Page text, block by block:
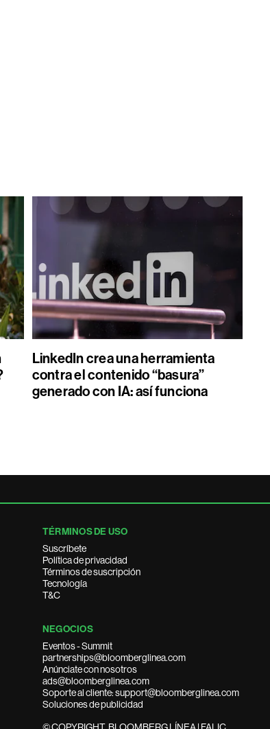
LinkedIn crea una herramienta
contra el contenido “basura”
generado con IA: así funciona
TÉRMINOS DE USO
Suscríbete
Política de privacidad
Términos de suscripción
Tecnología
T&C
NEGOCIOS
Eventos - Summit
partnerships@bloomberglinea.com
Anúnciate con nosotros
ads@bloomberglinea.com
Soporte al cliente: support@bloomberglinea.com
Soluciones de publicidad